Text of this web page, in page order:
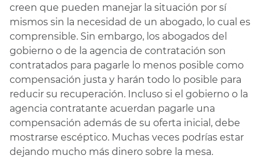
creen que pueden manejar la situación por sí
mismos sin la necesidad de un abogado, lo cual es
comprensible. Sin embargo, los abogados del
gobierno o de la agencia de contratación son
contratados para pagarle lo menos posible como
compensación justa y harán todo lo posible para
reducir su recuperación. Incluso si el gobierno o la
agencia contratante acuerdan pagarle una
compensación además de su oferta inicial, debe
mostrarse escéptico. Muchas veces podrías estar
dejando mucho más dinero sobre la mesa.